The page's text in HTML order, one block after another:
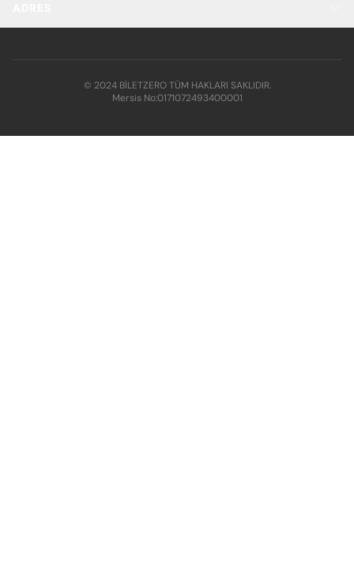
© 2024 BİLETZERO TÜM HAKLARI SAKLIDIR.
Mersis No:0171072493400001